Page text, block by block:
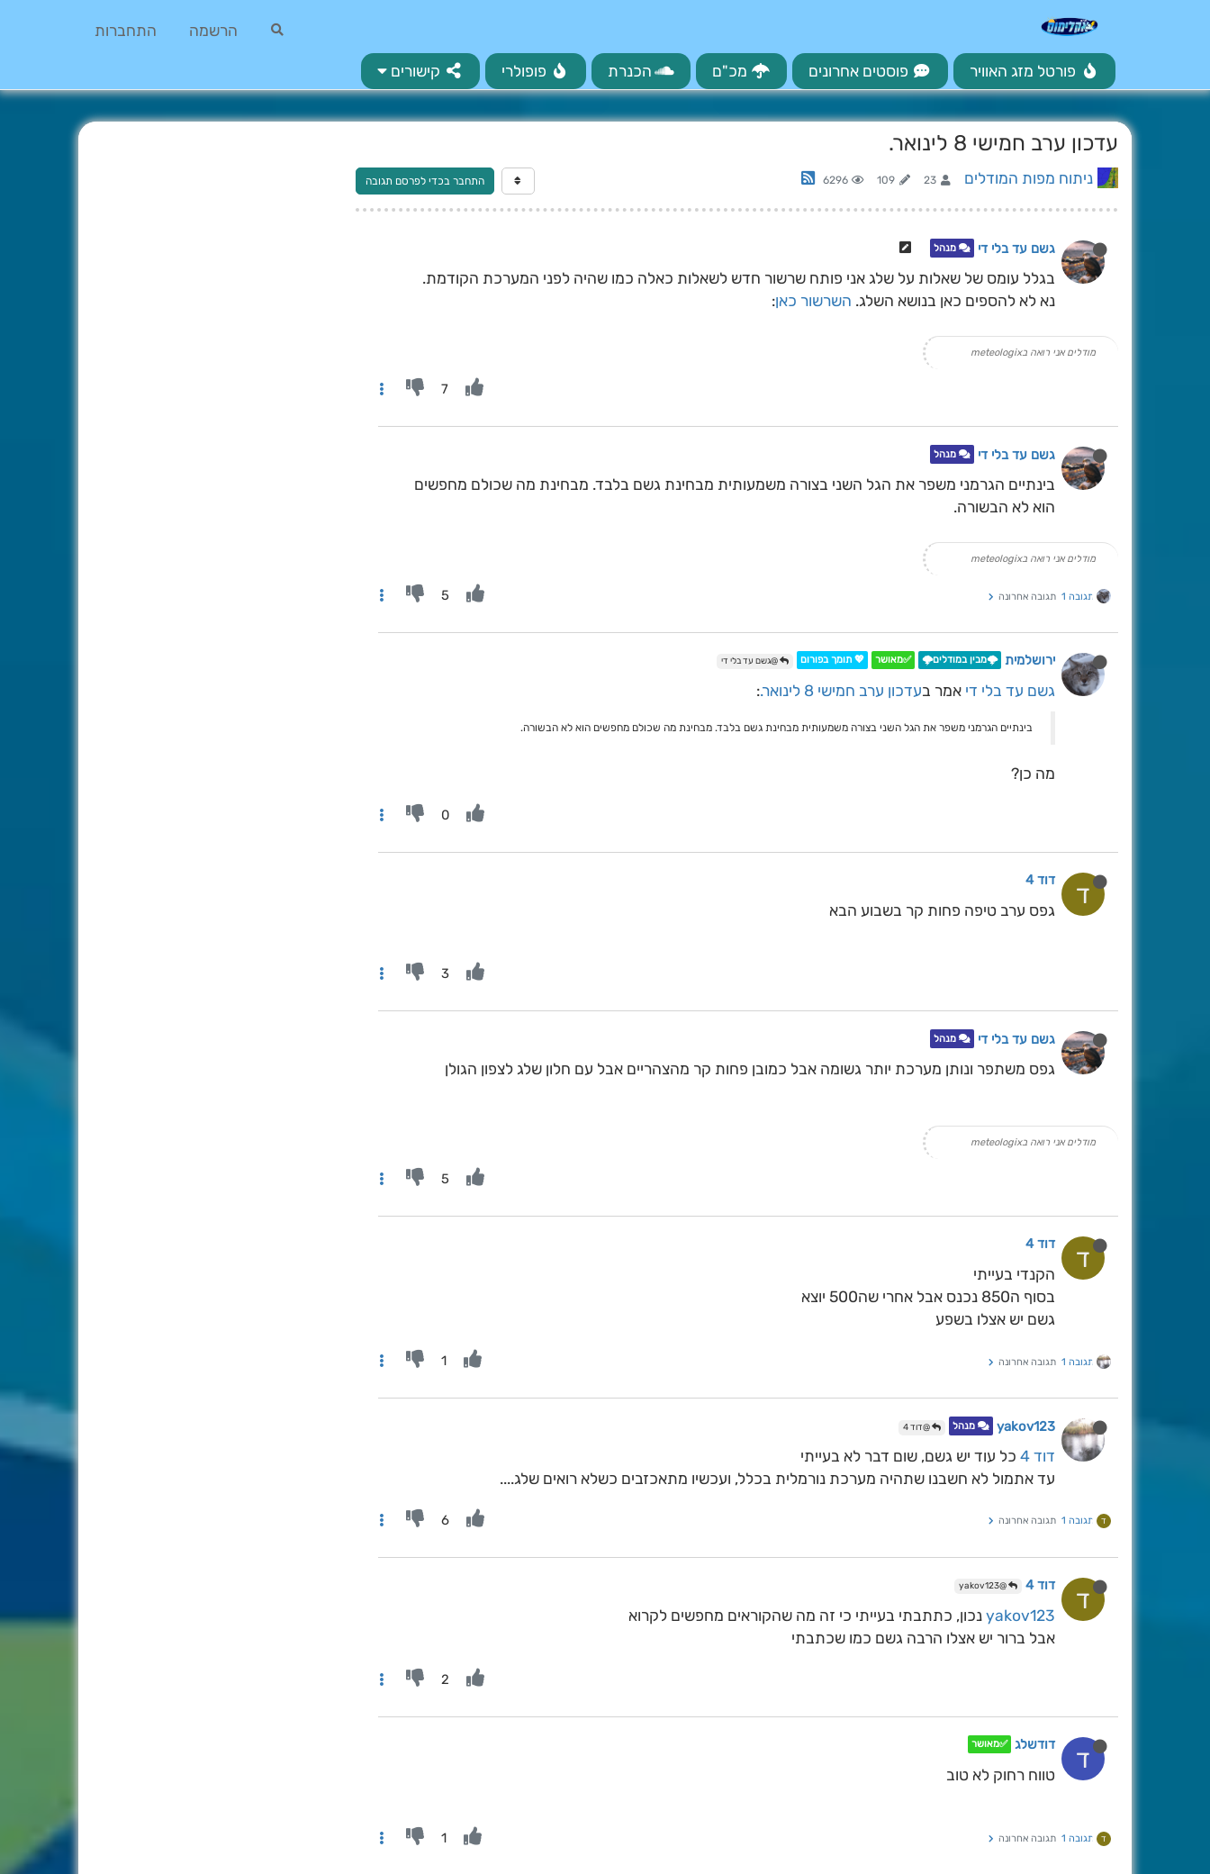
הרשמה התחברות
פורטל מזג האוויר פוסטים אחרונים מכ"ם הכנרת פופולרי קישורים
עדכון ערב חמישי 8 לינואר.
ניתוח מפות המודלים 23
109
6296 התחבר בכדי לפרסם תגובה
גשם עד בלי די מנהל
בגלל עומס של שאלות על שלג אני פותח שרשור חדש לשאלות כאלה כמו שהיה לפני המערכת הקודמת.
נא לא להספים כאן בנושא השלג. השרשור כאן:
מודלים אני רואה בmeteologix
7
גשם עד בלי די מנהל
בינתיים הגרמני משפר את הגל השני בצורה משמעותית מבחינת גשם בלבד. מבחינת מה שכולם מחפשים
הוא לא הבשורה.
מודלים אני רואה בmeteologix
תגובה 1 תגובה אחרונה 5
ירושלמית 🌩️מבין במודלים🌩️ ✅מאושר 💖 תומך בפורום @גשם עד בלי די
גשם עד בלי די אמר בעדכון ערב חמישי 8 לינואר. :
בינתיים הגרמני משפר את הגל השני בצורה משמעותית מבחינת גשם בלבד. מבחינת מה שכולם מחפשים הוא לא הבשורה.
מה כן?
0
ד דוד 4
גפס ערב טיפה פחות קר בשבוע הבא
3
גשם עד בלי די מנהל
גפס משתפר ונותן מערכת יותר גשומה אבל כמובן פחות קר מהצהריים אבל עם חלון שלג לצפון הגולן
מודלים אני רואה בmeteologix
5
ד דוד 4
הקנדי בעייתי
בסוף ה850 נכנס אבל אחרי שה500 יוצא
גשם יש אצלו בשפע
תגובה 1 תגובה אחרונה 1
yakov123 מנהל @דוד 4
דוד 4
כל עוד יש גשם, שום דבר לא בעייתי
עד אתמול לא חשבנו שתהיה מערכת נורמלית בכלל, ועכשיו מתאכזבים כשלא רואים שלג....
ד תגובה 1 תגובה אחרונה 6
ד דוד 4 @yakov123
yakov123 נכון, כתתבתי בעייתי כי זה מה שהקוראים מחפשים לקרוא
אבל ברור יש אצלו הרבה גשם כמו שכתבתי
2
ד דודשלג ✅מאושר
טווח רחוק לא טוב
ד תגובה 1 תגובה אחרונה 1